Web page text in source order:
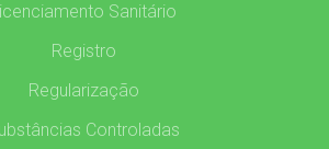
Sanitário
Registro
Regularização
Controladas